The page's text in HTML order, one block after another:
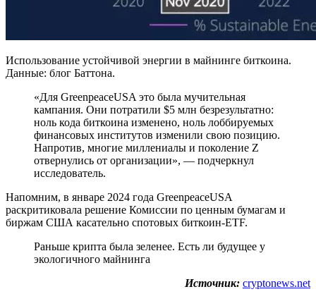
Использование устойчивой энергии в майнинге биткоина.
Данные: блог Баттона.
«Для GreenpeaceUSA это была мучительная
кампания. Они потратили $5 млн безрезультатно:
ноль кода биткоина изменено, ноль лоббируемых
финансовых институтов изменили свою позицию.
Напротив, многие миллениалы и поколение Z
отвернулись от организации», — подчеркнул
исследователь.
Напомним, в январе 2024 года GreenpeaceUSA
раскритиковала решение Комиссии по ценным бумагам и
биржам США касательно спотовых биткоин-ETF.
Раньше крипта была зеленее. Есть ли будущее у
экологичного майнинга
Источник: cryptonews.net